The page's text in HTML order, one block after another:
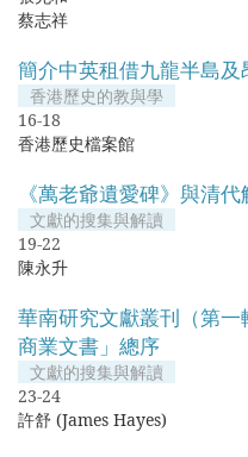
蔡志祥
簡介中英租借九龍半島
香港歷史的教與學
16-18
香港歷史檔案館
《萬老爺遺愛碑》與清
文獻的搜集與解讀
19-22
陳永升
華南研究文獻叢刊（第
商業文書」總序
文獻的搜集與解讀
23-24
許舒 (James Hayes)